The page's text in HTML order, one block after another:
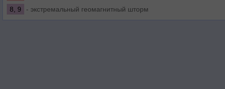
8, 9
- экстремальный геомагнитный шторм